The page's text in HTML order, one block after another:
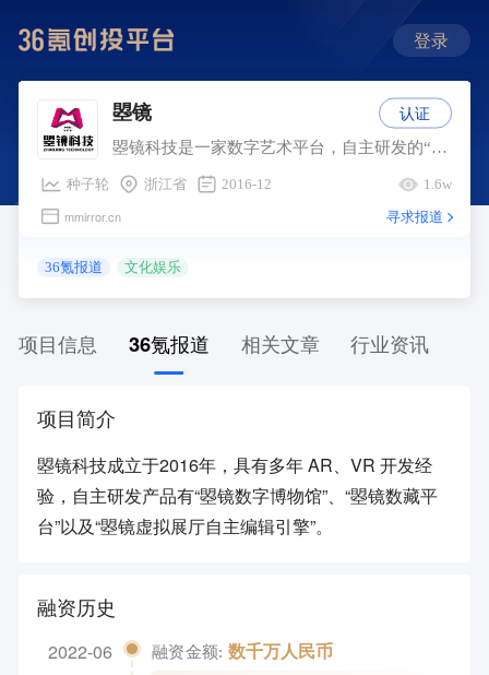
登录
曌镜
曌镜科技是一家数字艺术平台，自主研发的“曌镜数字博物馆”、“曌镜数藏平台”以及“虚拟数字展厅编辑系统”将作为元宇宙现象级入口平台。 曌镜数藏馆定位汇聚国内顶尖艺术名家的数字文化艺术展览平台，通过多语种介绍、动画意境渲染、游戏感交互、在Steam，Quest，PICO等平台发行，面向全球用户，推动数字文创和文化出海。
种子轮 浙江省 2016-12 1.6w
mmirror.cn 寻求报道
36氪报道 文化娱乐
认证
项目信息 36氪报道 相关文章 行业资讯
项目简介
曌镜科技成立于2016年，具有多年 AR、VR 开发经
验，自主研发产品有“曌镜数字博物馆”、“曌镜数藏平
台”以及“曌镜虚拟展厅自主编辑引擎”。
融资历史
2022-06 融资金额: 数千万人民币